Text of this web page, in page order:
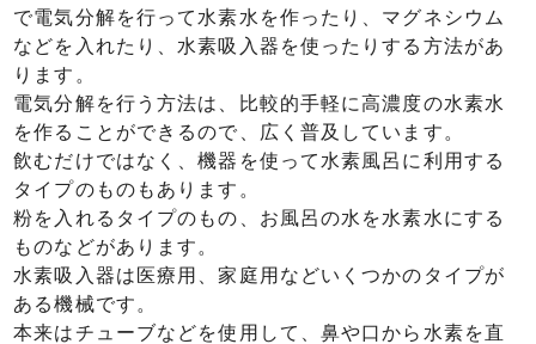
で電気分解を行って水素水を作ったり、マグネシウム
などを入れたり、水素吸入器を使ったりする方法があ
ります。
電気分解を行う方法は、比較的手軽に高濃度の水素水
を作ることができるので、広く普及しています。
飲むだけではなく、機器を使って水素風呂に利用する
タイプのものもあります。
粉を入れるタイプのもの、お風呂の水を水素水にする
ものなどがあります。
水素吸入器は医療用、家庭用などいくつかのタイプが
ある機械です。
本来はチューブなどを使用して、鼻や口から水素を直